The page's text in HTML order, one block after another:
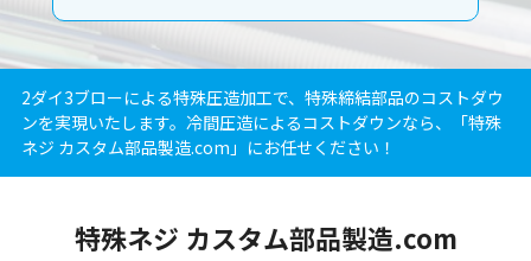
2ダイ3ブローによる特殊圧造加工で、特殊締結部品のコストダウ
ンを実現いたします。冷間圧造によるコストダウンなら、「特殊
ネジ カスタム部品製造.com」にお任せください！
特殊ネジ カスタム部品製造.com